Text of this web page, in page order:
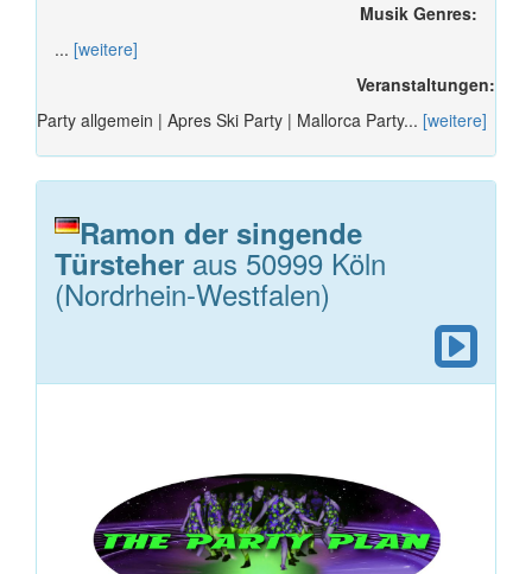
Musik Genres:
... [weitere]
Veranstaltungen:
Party allgemein | Apres Ski Party | Mallorca Party... [weitere]
Ramon der singende
Türsteher aus 50999 Köln
(Nordrhein-Westfalen)